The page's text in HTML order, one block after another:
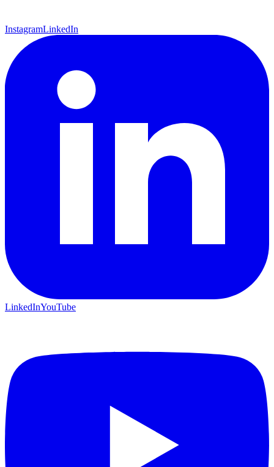
InstagramLinkedIn
LinkedInYouTube